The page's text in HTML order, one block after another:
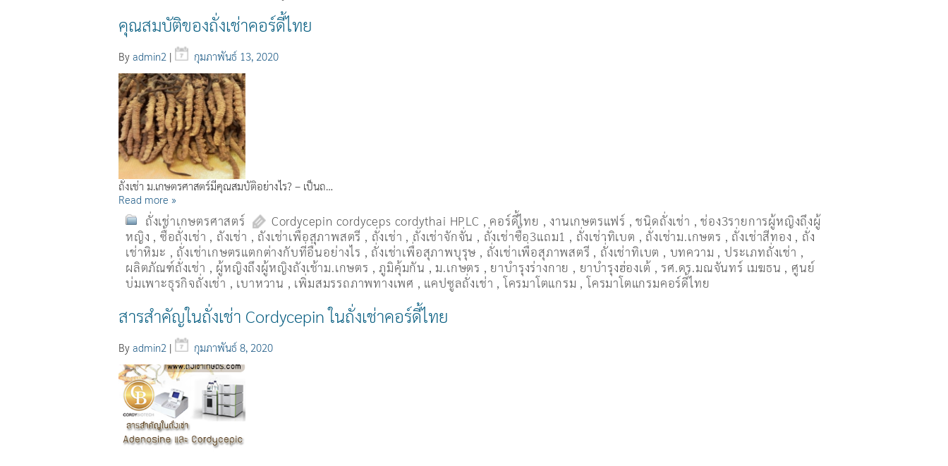
คุณสมบัติของถั่งเช่าคอร์ดี้ไทย
By admin2 | กุมภาพันธ์ 13, 2020
ถั่งเช่า ม.เกษตรศาสตร์มีคุณสมบัติอย่างไร? – เป็นถ…
Read more »
ถั่งเช่าเกษตรศาสตร์ Cordycepin cordyceps cordythai HPLC , คอร์ดี้ไทย ,งานเกษตรแฟร์ ,ชนิดถั่งเช่า ,ช่อง3รายการผู้หญิงถึงผู้
หญิง , ซื้อถั่งเช่า , ถังเช่า , ถังเช่าเพื่อสุภาพสตรี , ถั่งเช่า , ถั่งเช่าจักจั่น , ถั่งเช่าซื้อ3แถม1 , ถั่งเช่าทิเบต , ถั่งเช่าม.เกษตร , ถั่งเช่าสีทอง , ถั่ง
เช่าหิมะ , ถั่งเช่าเกษตรแตกต่างกับที่อื่นอย่างไร , ถั่งเช่าเพื่อสุภาพบุรุษ , ถั่งเช่าเพื่อสุภาพสตรี , ถั่่งเช่าทิเบต , บทความ , ประเภทถั่งเช่า ,
ผลิตภัณฑ์ถั่งเช่า , ผู้หญิงถึงผู้หญิงถังเช้าม.เกษตร ,ภูมิคุ้มกัน ,ม.เกษตร , ยาบำรุงร่างกาย , ยาบำรุงฮ่องเต้ ,รศ.ดร.มณจันทร์ เมฆธน , ศูนย์
บ่มเพาะธุรกิจถั่งเช่า , เบาหวาน , เพิ่มสมรรถภาพทางเพศ , แคปซูลถั่งเช่า ,โครมาโตแกรม ,โครมาโตแกรมคอร์ดี้ไทย
สารสำคัญในถั่งเช่า Cordycepin ในถั่งเช่าคอร์ดี้ไทย
By admin2 | กุมภาพันธ์ 8, 2020